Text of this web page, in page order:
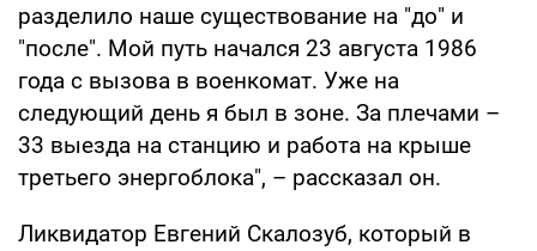
разделило наше существование на "до" и
"после". Мой путь начался 23 августа 1986
года с вызова в военкомат. Уже на
следующий день я был в зоне. За плечами –
33 выезда на станцию и работа на крыше
третьего энергоблока", – рассказал он.
Ликвидатор Евгений Скалозуб, который в